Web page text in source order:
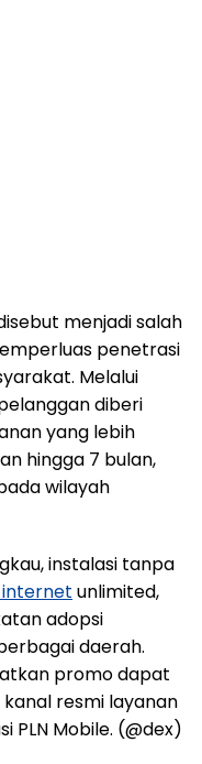
menjadi salah
penetrasi
Melalui
diberi
yang lebih
hingga 7 bulan,
wilayah
instalasi tanpa
unlimited,
adopsi
daerah.
promo dapat
resmi layanan
PLN Mobile. (@dex)